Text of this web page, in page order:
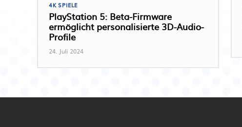
4K SPIELE
PlayStation 5: Beta-Firmware
ermöglicht personalisierte 3D-Audio-
Profile
24. Juli 2024